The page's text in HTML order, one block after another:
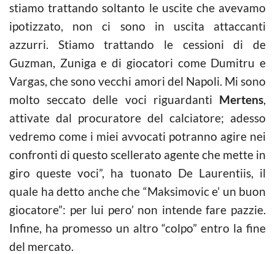
stiamo trattando soltanto le uscite che avevamo
ipotizzato, non ci sono in uscita attaccanti
azzurri. Stiamo trattando le cessioni di de
Guzman, Zuniga e di giocatori come Dumitru e
Vargas, che sono vecchi amori del Napoli. Mi sono
molto seccato delle voci riguardanti Mertens,
attivate dal procuratore del calciatore; adesso
vedremo come i miei avvocati potranno agire nei
confronti di questo scellerato agente che mette in
giro queste voci”, ha tuonato De Laurentiis, il
quale ha detto anche che “Maksimovic e’ un buon
giocatore”: per lui pero’ non intende fare pazzie.
Infine, ha promesso un altro “colpo” entro la fine
del mercato.